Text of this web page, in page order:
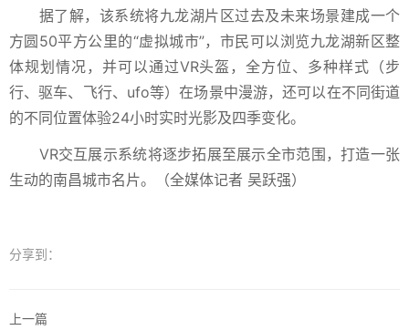
据了解，该系统将九龙湖片区过去及未来场景建成一个
方圆50平方公里的“虚拟城市”，市民可以浏览九龙湖新区整
体规划情况，并可以通过VR头盔，全方位、多种样式（步
行、驱车、飞行、ufo等）在场景中漫游，还可以在不同街道
的不同位置体验24小时实时光影及四季变化。
VR交互展示系统将逐步拓展至展示全市范围，打造一张
生动的南昌城市名片。（全媒体记者 吴跃强）
分享到：
上一篇